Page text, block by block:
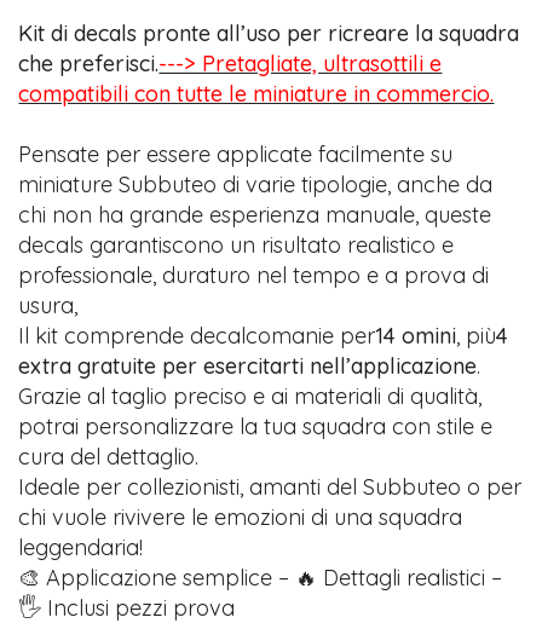
Kit di decals pronte all’uso per ricreare la squadra
che preferisci.---> Pretagliate, ultrasottili e
compatibili con tutte le miniature in commercio.
Pensate per essere applicate facilmente su
miniature Subbuteo di varie tipologie, anche da
chi non ha grande esperienza manuale, queste
decals garantiscono un risultato realistico e
professionale, duraturo nel tempo e a prova di
usura,
Il kit comprende decalcomanie per14 omini, più4
extra gratuite per esercitarti nell’applicazione.
Grazie al taglio preciso e ai materiali di qualità,
potrai personalizzare la tua squadra con stile e
cura del dettaglio.
Ideale per collezionisti, amanti del Subbuteo o per
chi vuole rivivere le emozioni di una squadra
leggendaria!
🎨 Applicazione semplice – 🔥 Dettagli realistici –
🖐️ Inclusi pezzi prova